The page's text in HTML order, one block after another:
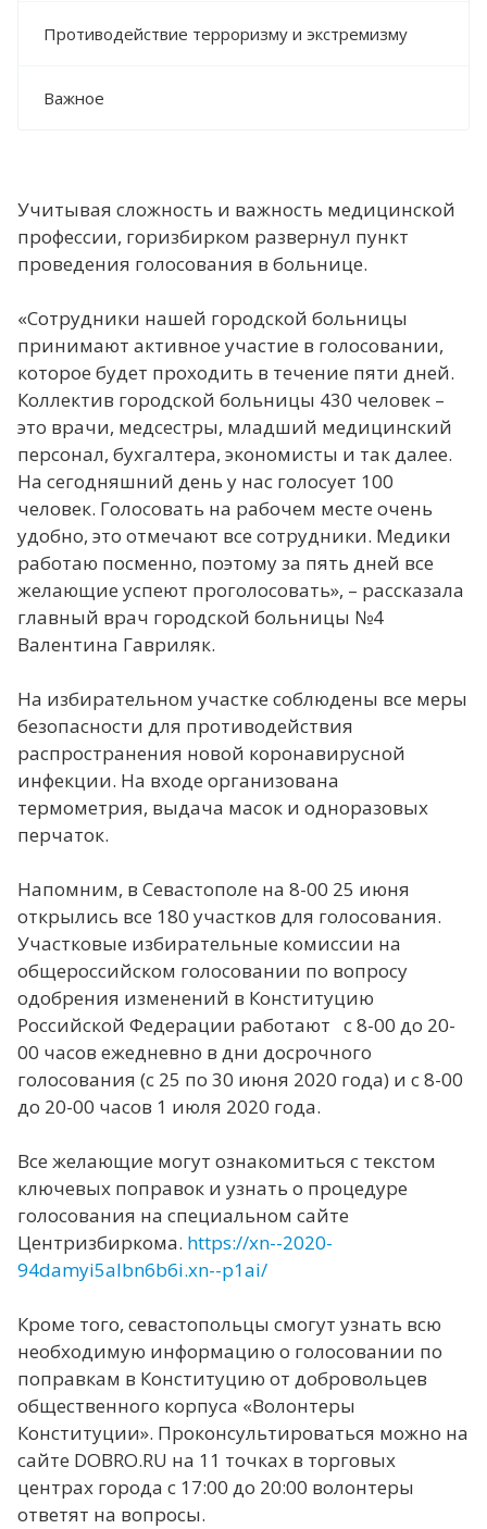
Противодействие терроризму и экстремизму
Важное
Учитывая сложность и важность медицинской
профессии, горизбирком развернул пункт
проведения голосования в больнице.
«Сотрудники нашей городской больницы
принимают активное участие в голосовании,
которое будет проходить в течение пяти дней.
Коллектив городской больницы 430 человек –
это врачи, медсестры, младший медицинский
персонал, бухгалтера, экономисты и так далее.
На сегодняшний день у нас голосует 100
человек. Голосовать на рабочем месте очень
удобно, это отмечают все сотрудники. Медики
работаю посменно, поэтому за пять дней все
желающие успеют проголосовать», – рассказала
главный врач городской больницы №4
Валентина Гавриляк.
На избирательном участке соблюдены все меры
безопасности для противодействия
распространения новой коронавирусной
инфекции. На входе организована
термометрия, выдача масок и одноразовых
перчаток.
Напомним, в Севастополе на 8-00 25 июня
открылись все 180 участков для голосования.
Участковые избирательные комиссии на
общероссийском голосовании по вопросу
одобрения изменений в Конституцию
Российской Федерации работают с 8-00 до 20-
00 часов ежедневно в дни досрочного
голосования (с 25 по 30 июня 2020 года) и с 8-00
до 20-00 часов 1 июля 2020 года.
Все желающие могут ознакомиться с текстом
ключевых поправок и узнать о процедуре
голосования на специальном сайте
Центризбиркома. https://xn--2020-
94damyi5albn6b6i.xn--p1ai/
Кроме того, севастопольцы смогут узнать всю
необходимую информацию о голосовании по
поправкам в Конституцию от добровольцев
общественного корпуса «Волонтеры
Конституции». Проконсультироваться можно на
сайте DOBRO.RU на 11 точках в торговых
центрах города с 17:00 до 20:00 волонтеры
ответят на вопросы.